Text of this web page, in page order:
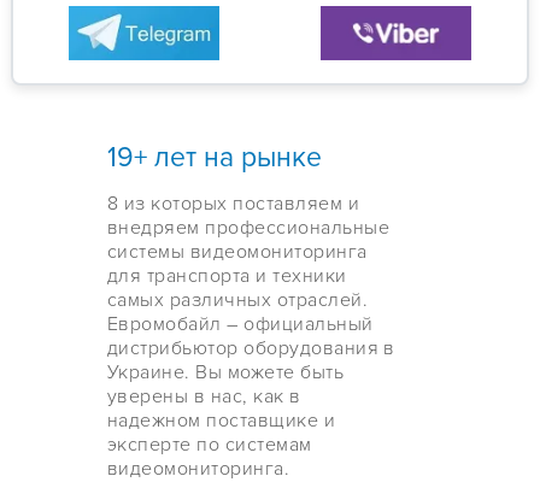
19+ лет на рынке
8 из которых поставляем и
внедряем профессиональные
системы видеомониторинга
для транспорта и техники
самых различных отраслей.
Евромобайл – официальный
дистрибьютор оборудования в
Украине. Вы можете быть
уверены в нас, как в
надежном поставщике и
эксперте по системам
видеомониторинга.